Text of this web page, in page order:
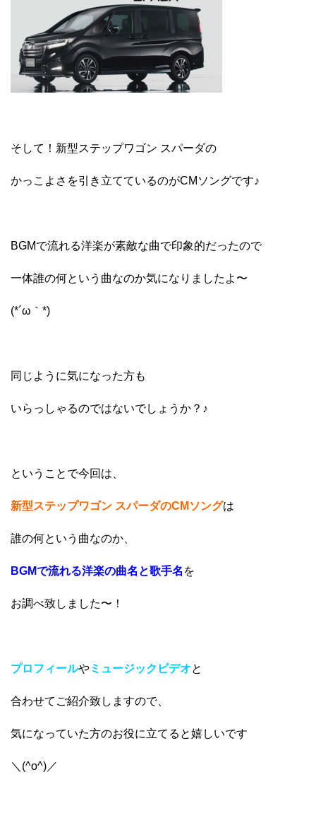
そして！新型ステップワゴン スパーダの
かっこよさを引き立てているのがCMソングです♪
BGMで流れる洋楽が素敵な曲で印象的だったので
一体誰の何という曲なのか気になりましたよ〜
(*´ω｀*)
同じように気になった方も
いらっしゃるのではないでしょうか？♪
ということで今回は、
新型ステップワゴン スパーダのCMソングは
誰の何という曲なのか、
BGMで流れる洋楽の曲名と歌手名 を
お調べ致しました〜！
プロフィールやミュージックビデオと
合わせてご紹介致しますので、
気になっていた方のお役に立てると嬉しいです
＼(^o^)／